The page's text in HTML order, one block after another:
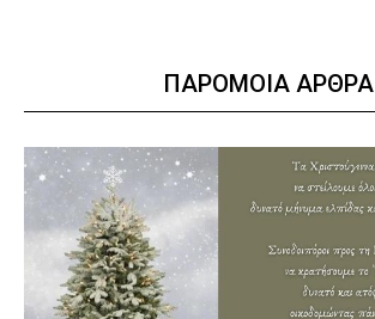
ΠΑΡΟΜΟΙΑ ΑΡΘΡΑ